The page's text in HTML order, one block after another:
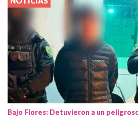
Bajo Flores: Detuvieron a un